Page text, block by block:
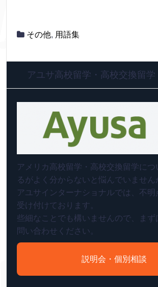
その他, 用語集
アユサ高校留学・高校交換留学
アメリカ高校留学・高校交換留学につ
るがよく分からないと悩んでいません
アユサインターナショナルでは、不明
受け付けております。
些細なことでも構いませんので、まず
問い合わせください。
説明会・個別相談